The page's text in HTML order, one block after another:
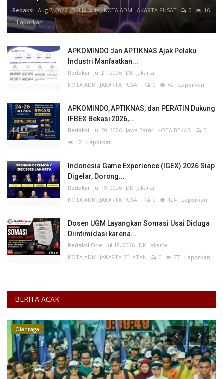
Redaksi Aug 7, 2026 DKI Jakarta KOTA ADM. JAKARTA PUSAT 0
16
Laporkan
APKOMINDO dan APTIKNAS Ajak Pelaku
Industri Manfaatkan...
Redaksi Jul 21, 2026 DKI Jakarta
KOTA ADM. JAKARTA PUSAT
0 42 Laporkan
APKOMINDO, APTIKNAS, dan PERATIN Dukung
IFBEX Bekasi 2026,...
Redaksi Jul 20, 2026 Jawa Barat KOTA BEKASI
0
42 Laporkan
Indonesia Game Experience (IGEX) 2026 Siap
Digelar, Dorong...
Redaksi Jul 19, 2026 DKI Jakarta
KOTA ADM. JAKARTA PUSAT
0 124 Laporkan
Dosen UGM Layangkan Somasi Usai Diduga
Diintimidasi karena...
Redaksi One Jul 18, 2026 DKI Jakarta
KOTA ADM. JAKARTA SELATAN
0 77 Laporkan
BERITA ACAK
Olahraga